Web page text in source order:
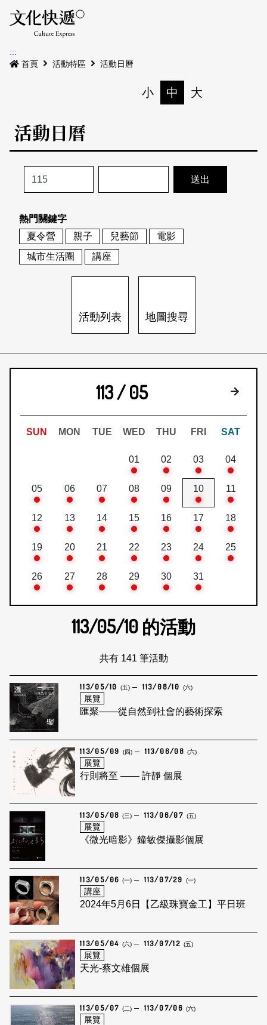
最新公告
本期專題
歷史專題
活動特區
活動列表
地圖搜尋
關於我們
關於我們
刊物索取地點
會員基本資料
刊登活動
網站導覽 English
日本語 登入/註冊
:::
首頁
活動特區 活動日曆
小 中 大
活動日曆
熱門關鍵字
夏令營
親子 兒藝節
電影
城市生活圈
講座
活動列表 地圖搜尋
113 / 05 下個月
SUN MON TUE WED THU FRI SAT
01 02 03 04
05 06 07 08 09 10 11
12 13 14 15 16 17 18
19 20 21 22 23 24 25
26 27 28 29 30 31
113/05/10 的活動
共有 141 筆活動
113/05/10 (五) 113/08/10 (六)
展覽
匯聚——從自然到社會的藝術探索
113/05/09 (四) 113/06/08 (六)
展覽
行則將至 —— 許靜 個展
113/05/08 (三) 113/06/07 (五)
展覽
《微光暗影》鐘敏傑攝影個展
113/05/06 (一) 113/07/29 (一)
講座
2024年5月6日【乙級珠寶金工】平日班
113/05/04 (六) 113/07/12 (五)
展覽
天光-蔡文雄個展
113/05/07 (二) 113/07/06 (六)
展覽